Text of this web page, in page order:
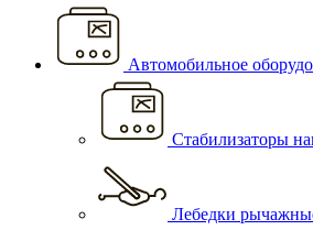
Автомобильное
Стабилизаторы
Лебедки